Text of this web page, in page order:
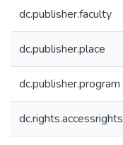
dc.publisher.faculty
dc.publisher.place
dc.publisher.program
dc.rights.accessrights